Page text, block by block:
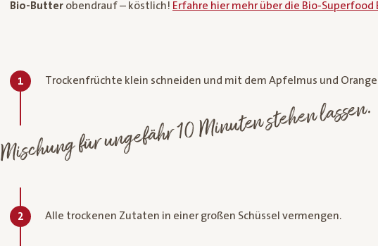
Bio-Butter obendrauf – köstlich! Erfahre hier mehr über die Bio-Superfood
1 Trockenfrüchte klein schneiden und mit dem Apfelmus und
Mischung für ungefähr 10 Minuten stehen lassen.
2 Alle trockenen Zutaten in einer großen Schüssel vermengen.